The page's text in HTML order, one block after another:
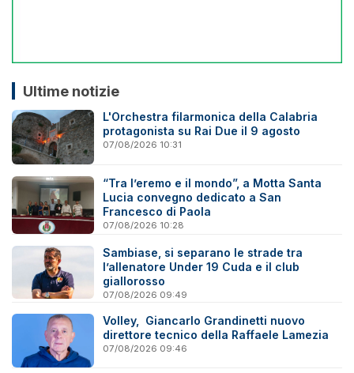
Ultime notizie
L'Orchestra filarmonica della Calabria
protagonista su Rai Due il 9 agosto
07/08/2026 10:31
“Tra l’eremo e il mondo”, a Motta Santa
Lucia convegno dedicato a San
Francesco di Paola
07/08/2026 10:28
Sambiase, si separano le strade tra
l’allenatore Under 19 Cuda e il club
giallorosso
07/08/2026 09:49
Volley, Giancarlo Grandinetti nuovo
direttore tecnico della Raffaele Lamezia
07/08/2026 09:46